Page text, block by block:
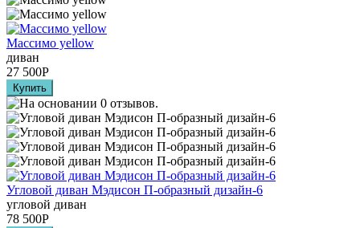
Массимо yellow
диван
27 500Р
Угловой диван Мэдисон П-образный дизайн-6
угловой диван
78 500Р